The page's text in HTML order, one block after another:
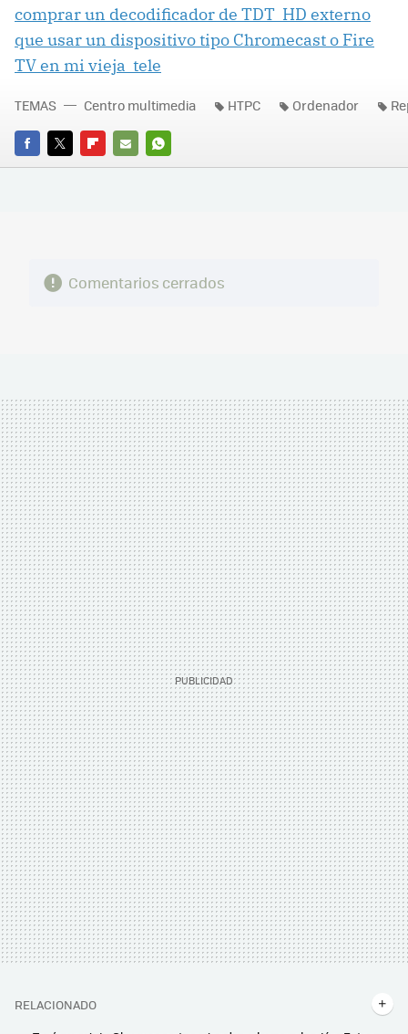
comprar un decodificador de TDT HD externo
que usar un dispositivo tipo Chromecast o Fire
TV en mi vieja tele
FACEBOOK
TWITTERFLIPBOARD
E-
WHATSAPP
TEMAS Centro multimedia HTPC Ordenador
Comentarios cerrados
RELACIONADO